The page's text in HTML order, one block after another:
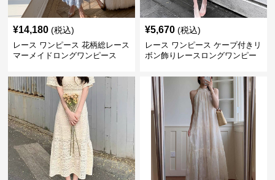
¥14,180 (税込)
レース ワンピース 花柄総レース
マーメイドロングワンピース
¥5,670 (税込)
レース ワンピース ケープ付きリ
ボン飾りレースロングワンピー